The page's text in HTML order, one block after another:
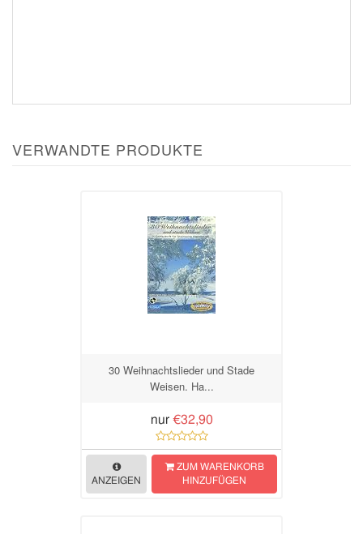
VERWANDTE PRODUKTE
30 Weihnachtslieder und Stade
Weisen. Ha...
nur €32,90
ANZEIGEN
ZUM WARENKORB
HINZUFÜGEN